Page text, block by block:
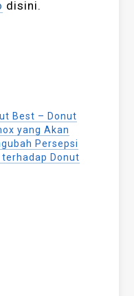
disini.
Best – Donut
yang Akan
Persepsi
terhadap Donut